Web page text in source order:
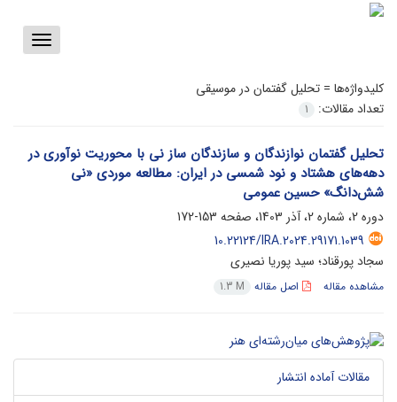
Toggle
کلیدواژه‌ها = تحلیل گفتمان در موسیقی
تعداد مقالات:
1
تحلیل گفتمان نوازندگان و سازندگان ساز نی با محوریت نوآوری در
دهه‌های هشتاد و نود شمسی در ایران: مطالعه موردی «نی
شش‌دانگ» حسین عمومی
دوره 2، شماره 2، آذر 1403، صفحه
153-172
10.22124/IRA.2024.29171.1039
سجاد پورقناد؛ سید پوریا نصیری
مشاهده مقاله اصل مقاله 1.3 M
مقالات آماده انتشار